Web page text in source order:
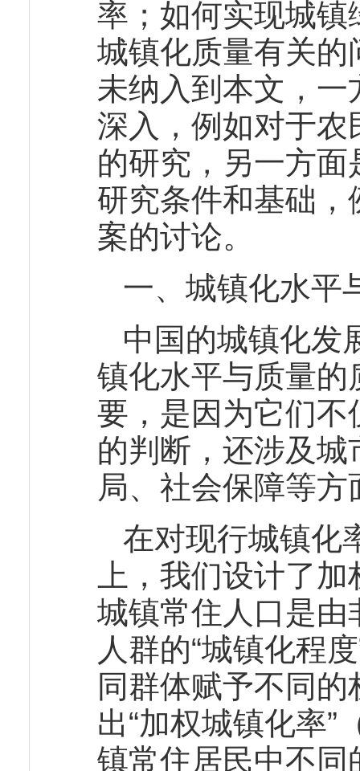
率；如何实现城
城镇化质量有关
未纳入到本文，
深入，例如对于
的研究，另一方
研究条件和基础
案的讨论。
一、城镇化水平
中国的城镇化发
镇化水平与质量
要，是因为它们
的判断，还涉及
局、社会保障等
在对现行城镇化
上，我们设计了
城镇常住人口是
人群的“城镇化程
同群体赋予不同
出“加权城镇化率
镇常住居民中不